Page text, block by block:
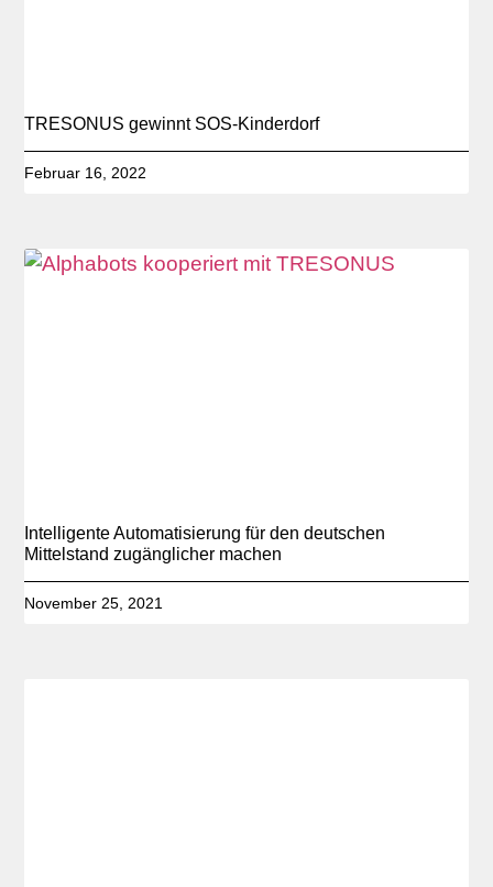
TRESONUS gewinnt SOS-Kinderdorf
Februar 16, 2022
Intelligente Automatisierung für den deutschen
Mittelstand zugänglicher machen
November 25, 2021